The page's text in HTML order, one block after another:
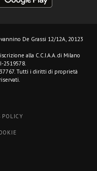
De Grassi 12/12A, 20123
alla C.C.I.A.A. di Milano
2519578.
Tutti i diritti di proprietà
POLICY